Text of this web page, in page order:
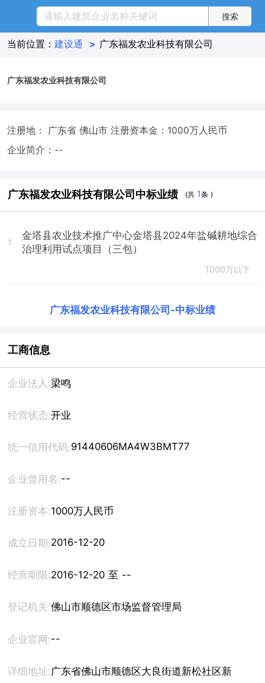
当前位置： 建设通 > 广东福发农业科技有限公司
广东福发农业科技有限公司
注册地： 广东省 佛山市 注册资本金：1000万人民币
企业简介：--
广东福发农业科技有限公司中标业绩 (共 1条 )
1
金塔县农业技术推广中心金塔县2024年盐碱耕地综合
治理利用试点项目（三包）
1000万以下
广东福发农业科技有限公司 -中标业绩
工商信息
企业法人:梁鸣
经营状态:开业
统一信用代码:91440606MA4W3BMT77
企业曾用名:--
注册资本:1000万人民币
成立日期:2016-12-20
经营期限: 2016-12-20 至 --
登记机关:佛山市顺德区市场监督管理局
企业官网:--
详细地址: 广东省佛山市顺德区大良街道新松社区新宁路